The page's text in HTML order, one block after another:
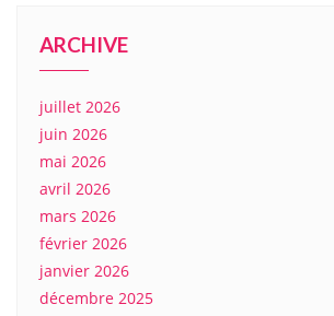
ARCHIVE
juillet 2026
juin 2026
mai 2026
avril 2026
mars 2026
février 2026
janvier 2026
décembre 2025